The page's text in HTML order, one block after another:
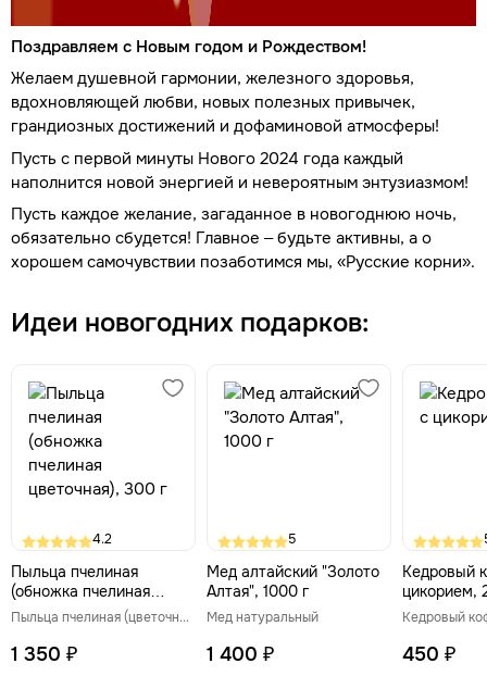
Поздравляем с Новым годом и Рождеством!
Желаем душевной гармонии, железного здоровья,
вдохновляющей любви, новых полезных привычек,
грандиозных достижений и дофаминовой атмосферы!
Пусть с первой минуты Нового 2024 года каждый
наполнится новой энергией и невероятным энтузиазмом!
Пусть каждое желание, загаданное в новогоднюю ночь,
обязательно сбудется! Главное – будьте активны, а о
хорошем самочувствии позаботимся мы, «Русские корни».
Идеи новогодних подарков:
4.2
Пыльца пчелиная
(обножка пчелиная
цветочная), 300 г
Пыльца пчелиная (цветочная обножка)
1 350 ₽
5
Мед алтайский "Золото
Алтая", 1000 г
Мед натуральный
1 400 ₽
Кедровый
цикорием,
Кедровый
450 ₽